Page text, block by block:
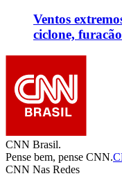
Ventos
ciclone,
CNN Brasil.
Pense bem, pense CNN.
CNN Nas Redes